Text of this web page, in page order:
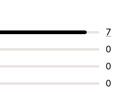
7
0
0
0